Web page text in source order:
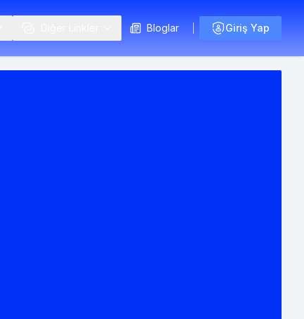
Bloglar Giriş Yap